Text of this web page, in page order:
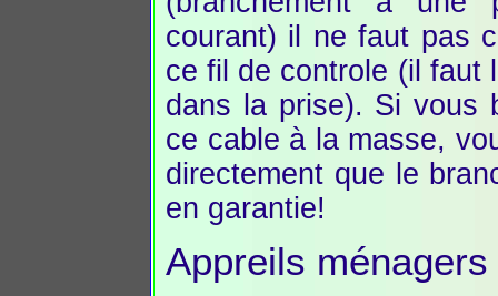
courant) il ne faut pas
ce fil de controle (il faut
dans la prise). Si vous
ce cable à la masse,
directement que le
en garantie!
Appreils